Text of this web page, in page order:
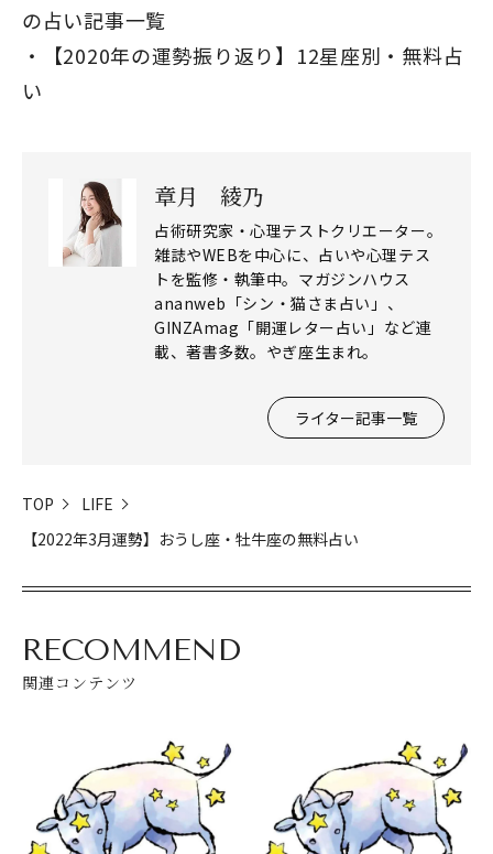
の占い記事一覧
【2020年の運勢振り返り】12星座別・無料占
い
章月 綾乃
占術研究家・心理テストクリエーター。
雑誌やWEBを中心に、占いや心理テス
トを監修・執筆中。マガジンハウス
ananweb「シン・猫さま占い」、
GINZAmag「開運レター占い」など連
載、著書多数。やぎ座生まれ。
ライター記事一覧
TOP
LIFE
【2022年3月運勢】おうし座・牡牛座の無料占い
RECOMMEND
関連コンテンツ
閉じる